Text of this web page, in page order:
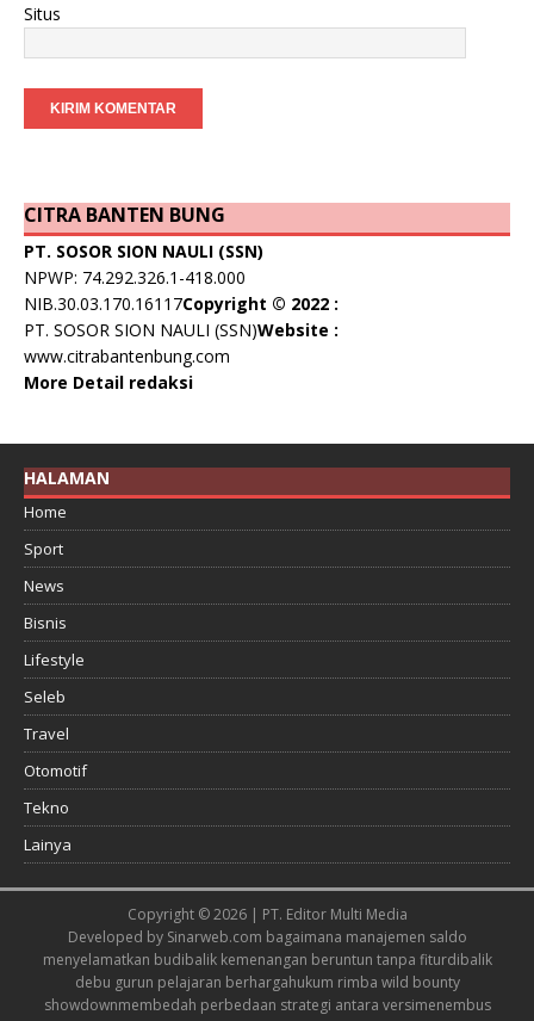
Situs
CITRA BANTEN BUNG
PT. SOSOR SION NAULI (SSN)
NPWP: 74.292.326.1-418.000
NIB.30.03.170.16117Copyright © 2022 :
PT. SOSOR SION NAULI (SSN)Website :
www.citrabantenbung.com
More Detail redaksi
HALAMAN
Home
Sport
News
Bisnis
Lifestyle
Seleb
Travel
Otomotif
Tekno
Lainya
Copyright © 2026 | PT. Editor Multi Media
Developed by Sinarweb.com bagaimana manajemen saldo
menyelamatkan budibalik kemenangan beruntun tanpa fiturdibalik
debu gurun pelajaran berhargahukum rimba wild bounty
showdownmembedah perbedaan strategi antara versimenembus